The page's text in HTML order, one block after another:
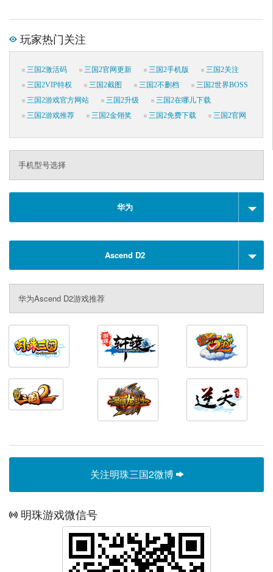
玩家热门关注
三国2激活码 三国2官网更新 三国2手机版
三国2关注
三国2VIP特权
三国2截图 三国2不删档
三国2世界BOSS
三国2游戏官方网站
三国2升级
三国2在哪儿下载
三国2游戏推荐
三国2金翎奖 三国2免费下载 三国2官网
手机型号选择
华为
Ascend D2
华为Ascend D2游戏推荐
关注明珠三国2微博
明珠游戏微信号